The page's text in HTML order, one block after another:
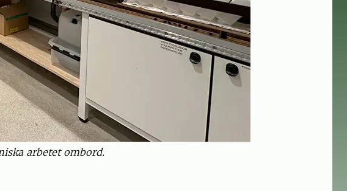
arbetet ombord.